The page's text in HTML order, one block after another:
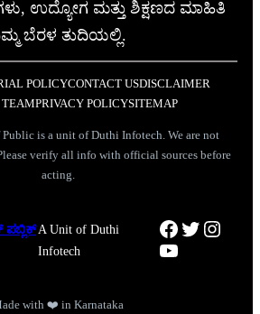
ಉದ್ಯೋಗ ಮತ್ತು ಶಿಕ್ಷಣದ ಮಾಹಿತಿ
ಬೆರಳ ತುದಿಯಲ್ಲಿ.
POLICYCONTACT USDISCLAIMER
PRIVACY POLICYSITEMAP
is a unit of Duthi Infotech. We are not
verify all info with official sources before
acting.
ಪಬ್ಲಿಕ್A Unit of Duthi
Infotech
Facebook
Twitter
YouTube
with ❤️ in Karnataka